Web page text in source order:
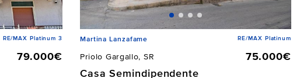
RE/MAX Platinum 3
79.000€
Martina Lanzafame RE/MAX Platinum
Priolo Gargallo, SR
75.000€
Casa Semindipendente